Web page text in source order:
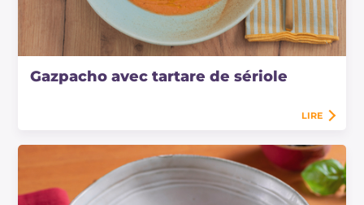
Gazpacho avec tartare de sériole
LIRE